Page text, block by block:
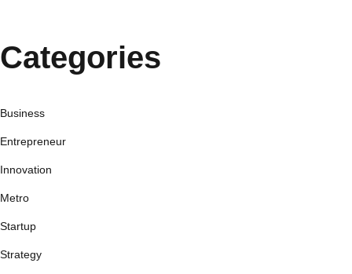
Categories
Business
Entrepreneur
Innovation
Metro
Startup
Strategy